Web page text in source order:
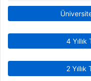
4
2